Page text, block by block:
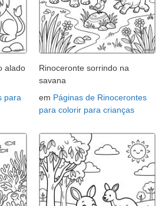
alado
para
Rinoceronte sorrindo na
savana
em Páginas de Rinocerontes
para colorir para crianças